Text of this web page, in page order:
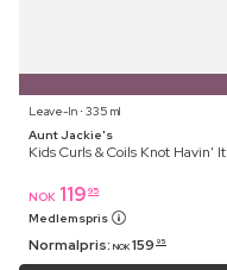
Leave-In ⋅ 335 ml
Aunt Jackie's
Kids Curls & Coils Knot Havin' It
NOK 119 95
Medlemspris
Normalpris: NOK 159 95